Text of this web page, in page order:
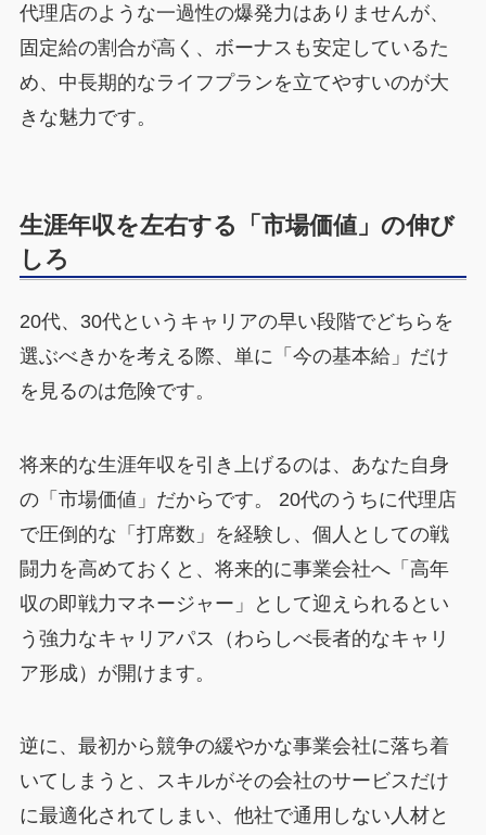
代理店のような一過性の爆発力はありませんが、
固定給の割合が高く、ボーナスも安定しているた
め、中長期的なライフプランを立てやすいのが大
きな魅力です。
生涯年収を左右する「市場価値」の伸び
しろ
20代、30代というキャリアの早い段階でどちらを
選ぶべきかを考える際、単に「今の基本給」だけ
を見るのは危険です。
将来的な生涯年収を引き上げるのは、あなた自身
の「市場価値」だからです。 20代のうちに代理店
で圧倒的な「打席数」を経験し、個人としての戦
闘力を高めておくと、将来的に事業会社へ「高年
収の即戦力マネージャー」として迎えられるとい
う強力なキャリアパス（わらしべ長者的なキャリ
ア形成）が開けます。
逆に、最初から競争の緩やかな事業会社に落ち着
いてしまうと、スキルがその会社のサービスだけ
に最適化されてしまい、他社で通用しない人材と